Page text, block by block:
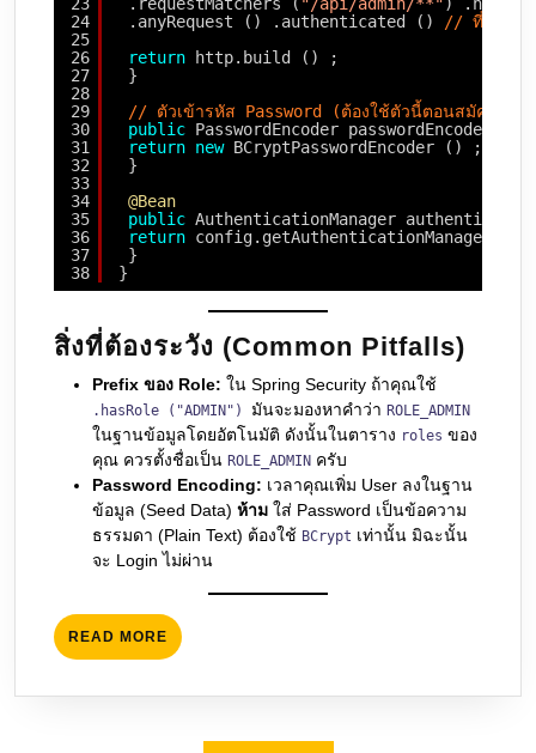
23
24
25
26
27
28
29
30
31
32
33
34
35
36
37
38
.requestMatchers ( "/api/admin/**" )
.anyRequest () .authenticated () // ที่เหลือ
return
http.build () ;
}
// ตัวเข้ารหัส Password (ต้องใช้ตัวนี้ตอนสมัครสมา
public PasswordEncoder passwordEncoder ()
return new BCryptPasswordEncoder () ;
}
@Bean
public AuthenticationManager
return config.getAuthenticationManager ()
}
}
สิ่งที่ต้องระวัง (Common Pitfalls)
Prefix ของ Role: ใน Spring Security ถ้าคุณใช้
.hasRole ("ADMIN") มันจะมองหาคำว่า ROLE_ADMIN
ในฐานข้อมูลโดยอัตโนมัติ ดังนั้นในตาราง roles ของ
คุณ ควรตั้งชื่อเป็น ROLE_ADMIN ครับ
Password Encoding: เวลาคุณเพิ่ม User ลงในฐาน
ข้อมูล (Seed Data) ห้าม ใส่ Password เป็นข้อความ
ธรรมดา (Plain Text) ต้องใช้ BCrypt เท่านั้น มิฉะนั้น
จะ Login ไม่ผ่าน
READ MORE READ
MORE